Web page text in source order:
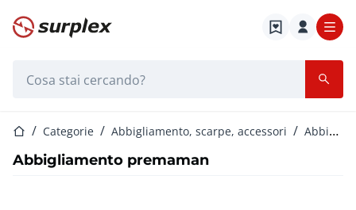
Home
Home Categorie Abbigliamento, scarpe, accessori Abbigliamento donna
Abbigliamento premaman